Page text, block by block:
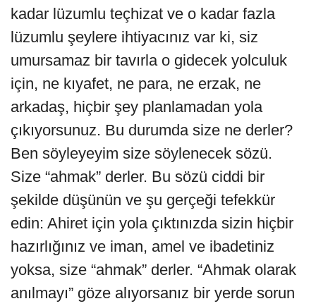
kadar lüzumlu teçhizat ve o kadar fazla
lüzumlu şeylere ihtiyacınız var ki, siz
umursamaz bir tavırla o gidecek yolculuk
için, ne kıyafet, ne para, ne erzak, ne
arkadaş, hiçbir şey planlamadan yola
çıkıyorsunuz. Bu durumda size ne derler?
Ben söyleyeyim size söylenecek sözü.
Size “ahmak” derler. Bu sözü ciddi bir
şekilde düşünün ve şu gerçeği tefekkür
edin: Ahiret için yola çıktınızda sizin hiçbir
hazırlığınız ve iman, amel ve ibadetiniz
yoksa, size “ahmak” derler. “Ahmak olarak
anılmayı” göze alıyorsanız bir yerde sorun